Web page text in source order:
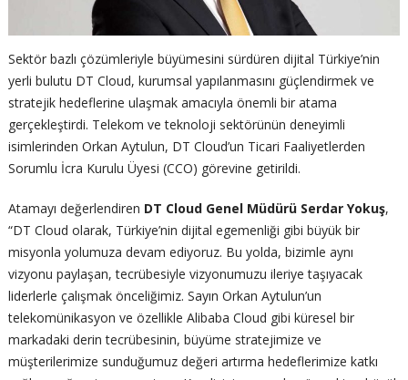
Sektör bazlı çözümleriyle büyümesini sürdüren dijital Türkiye’nin
yerli bulutu DT Cloud, kurumsal yapılanmasını güçlendirmek ve
stratejik hedeflerine ulaşmak amacıyla önemli bir atama
gerçekleştirdi. Telekom ve teknoloji sektörünün deneyimli
isimlerinden Orkan Aytulun, DT Cloud’un Ticari Faaliyetlerden
Sorumlu İcra Kurulu Üyesi (CCO) görevine getirildi.
Atamayı değerlendiren DT Cloud Genel Müdürü Serdar Yokuş,
“DT Cloud olarak, Türkiye’nin dijital egemenliği gibi büyük bir
misyonla yolumuza devam ediyoruz. Bu yolda, bizimle aynı
vizyonu paylaşan, tecrübesiyle vizyonumuzu ileriye taşıyacak
liderlerle çalışmak önceliğimiz. Sayın Orkan Aytulun’un
telekomünikasyon ve özellikle Alibaba Cloud gibi küresel bir
markadaki derin tecrübesinin, büyüme stratejimize ve
müşterilerimize sunduğumuz değeri artırma hedeflerimize katkı